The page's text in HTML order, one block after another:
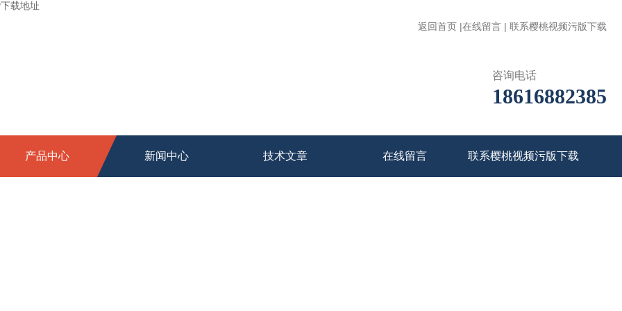
载地址
返回首页 |在线留言 | 联系樱桃视频污版下载
咨询电话
18616882385
产品中心 新闻中心 技术文章 在线留言 联系樱桃视频污版下载